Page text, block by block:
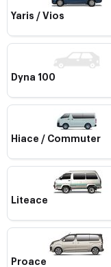
Yaris / Vios
Dyna 100
Hiace / Commuter
Liteace
Proace